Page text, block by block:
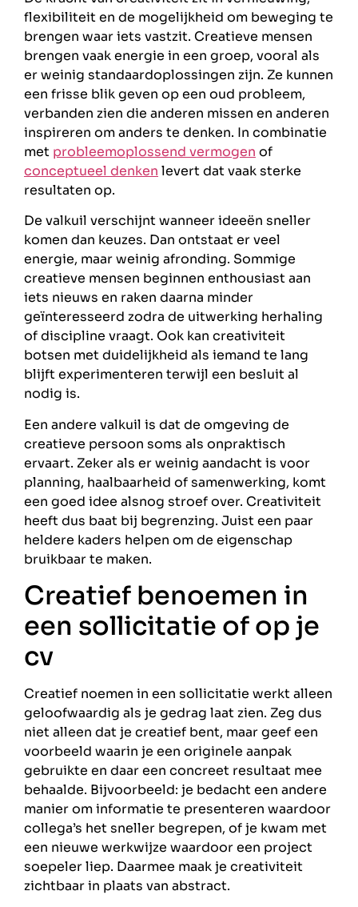
flexibiliteit en de mogelijkheid om beweging te
brengen waar iets vastzit. Creatieve mensen
brengen vaak energie in een groep, vooral als
er weinig standaardoplossingen zijn. Ze kunnen
een frisse blik geven op een oud probleem,
verbanden zien die anderen missen en anderen
inspireren om anders te denken. In combinatie
met probleemoplossend vermogen of
conceptueel denken levert dat vaak sterke
resultaten op.
De valkuil verschijnt wanneer ideeën sneller
komen dan keuzes. Dan ontstaat er veel
energie, maar weinig afronding. Sommige
creatieve mensen beginnen enthousiast aan
iets nieuws en raken daarna minder
geïnteresseerd zodra de uitwerking herhaling
of discipline vraagt. Ook kan creativiteit
botsen met duidelijkheid als iemand te lang
blijft experimenteren terwijl een besluit al
nodig is.
Een andere valkuil is dat de omgeving de
creatieve persoon soms als onpraktisch
ervaart. Zeker als er weinig aandacht is voor
planning, haalbaarheid of samenwerking, komt
een goed idee alsnog stroef over. Creativiteit
heeft dus baat bij begrenzing. Juist een paar
heldere kaders helpen om de eigenschap
bruikbaar te maken.
Creatief benoemen in
een sollicitatie of op je
cv
Creatief noemen in een sollicitatie werkt alleen
geloofwaardig als je gedrag laat zien. Zeg dus
niet alleen dat je creatief bent, maar geef een
voorbeeld waarin je een originele aanpak
gebruikte en daar een concreet resultaat mee
behaalde. Bijvoorbeeld: je bedacht een andere
manier om informatie te presenteren waardoor
collega’s het sneller begrepen, of je kwam met
een nieuwe werkwijze waardoor een project
soepeler liep. Daarmee maak je creativiteit
zichtbaar in plaats van abstract.